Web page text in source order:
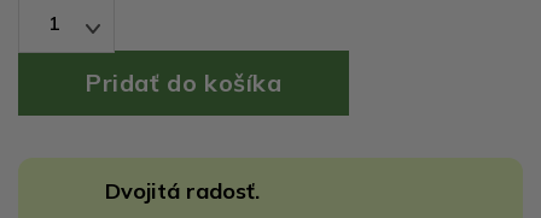
1
Dvojitá radosť.